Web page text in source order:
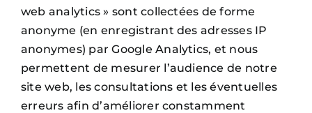
web analytics » sont collectées de forme
anonyme (en enregistrant des adresses IP
anonymes) par Google Analytics, et nous
permettent de mesurer l’audience de notre
site web, les consultations et les éventuelles
erreurs afin d’améliorer constamment